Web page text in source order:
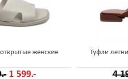
женские
1 599.-
Туфли
4